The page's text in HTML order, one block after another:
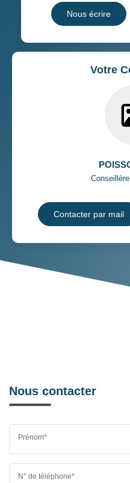
Nous écrire
Votre
Contacter par mail
Nous contacter
Prénom*
N° de téléphone*